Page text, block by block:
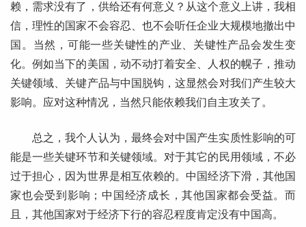
赖，需求没有了，供给还有何意义？从这个意义上讲，我相
信，理性的国家不会容忍、也不会听任企业大规模地撤出中
国。当然，可能一些关键性的产业、关键性产品会发生变
化。例如当下的美国，动不动打着安全、人权的幌子，推动
关键领域、关键产品与中国脱钩，这显然会对我们产生较大
影响。应对这种情况，当然只能依赖我们自主攻关了。
总之，我个人认为，最终会对中国产生实质性影响的可
能是一些关键环节和关键领域。对于其它的民用领域，不必
过于担心，因为世界是相互依赖的。中国经济下滑，其他国
家也会受到影响；中国经济成长，其他国家都会受益。而
且，其他国家对于经济下行的容忍程度肯定没有中国高。